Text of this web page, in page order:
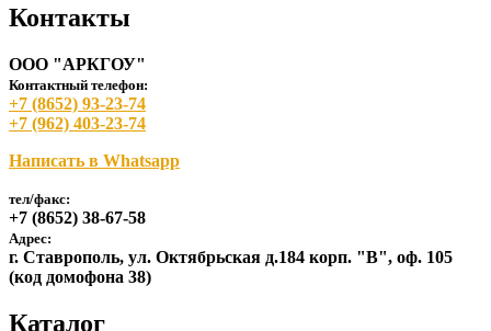
Контакты
ООО "АРКГОУ"
Контактный телефон:
+7 (8652) 93-23-74
+7 (962) 403-23-74
Написать в Whatsapp
тел/факс:
+7 (8652) 38-67-58
Адрес:
г. Ставрополь, ул. Октябрьская д.184 корп. "В", оф. 105
(код домофона 38)
Каталог